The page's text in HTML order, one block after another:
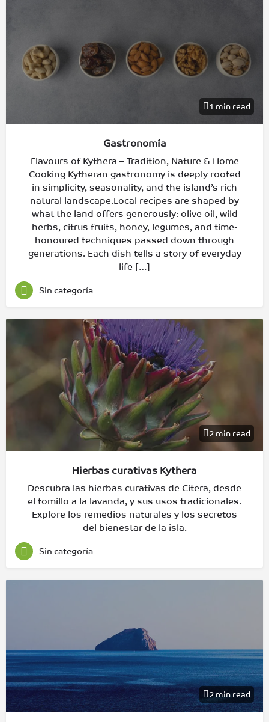
1 min read
Gastronomía
Flavours of Kythera – Tradition, Nature & Home
Cooking Kytheran gastronomy is deeply rooted
in simplicity, seasonality, and the island’s rich
natural landscape.Local recipes are shaped by
what the land offers generously: olive oil, wild
herbs, citrus fruits, honey, legumes, and time-
honoured techniques passed down through
generations. Each dish tells a story of everyday
life […]
Sin categoría
2 min read
Hierbas curativas Kythera
Descubra las hierbas curativas de Citera, desde
el tomillo a la lavanda, y sus usos tradicionales.
Explore los remedios naturales y los secretos
del bienestar de la isla.
Sin categoría
2 min read